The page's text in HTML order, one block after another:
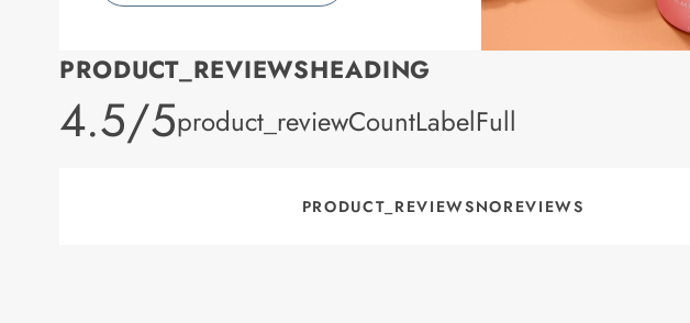
PRODUCT_REVIEWSHEADING
product_rating
4.5/5product_reviewCountLabelFull
PRODUCT_REVIEWSNOREVIEWS